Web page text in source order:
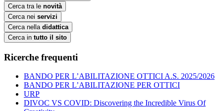
Cerca tra le novità
Cerca nei servizi
Cerca nella didattica
Cerca in tutto il sito
Ricerche frequenti
BANDO PER L’ABILITAZIONE OTTICI A.S. 2025/2026
BANDO PER L’ABILITAZIONE PER OTTICI
URP
DIVOC VS COVID: Discovering the Incredible Virus Of